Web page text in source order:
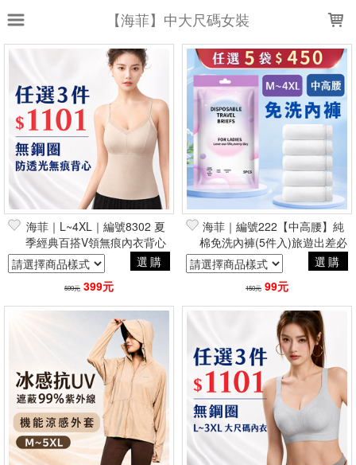
【海菲】中大尺碼女裝
上架時間 銷售件數 銷售價格
樣式尺寸篩選
全部樣式 黑 米白 白
膚
棕
杏 卡其 米
粉
藕粉
全部尺寸 M L XL
2XL
36
39
篩選
海菲｜L~4XL｜編號8302 夏
季經典百搭V領無痕內衣背心
選購
599元 399元
海菲｜編號222【中高腰】純
棉免洗內褲(5件入)旅遊出差必
備
選購
150元 99元